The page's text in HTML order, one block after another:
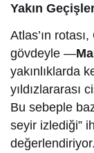
Yakın
Atlas’ın
gövdeyle —
yakınlıklarda
yıldızlararası
Bu sebeple
seyir izlediği”
değerlendiriyor.